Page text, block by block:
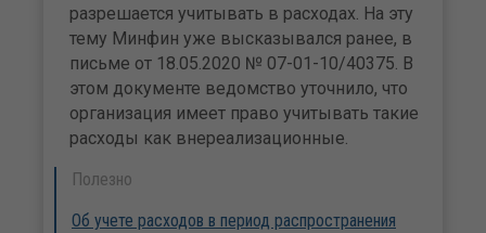
разрешается учитывать в расходах. На эту
тему Минфин уже высказывался ранее, в
письме от 18.05.2020 № 07-01-10/40375. В
этом документе ведомство уточнило, что
организация имеет право учитывать такие
расходы как внереализационные.
Полезно
Об учете расходов в период распространения